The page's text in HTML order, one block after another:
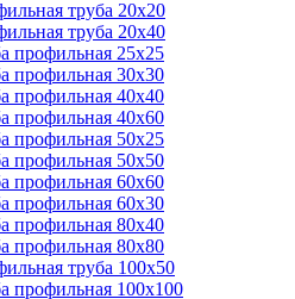
труба 20х20
труба 20х40
профильная 25х25
профильная 30x30
профильная 40х40
профильная 40х60
профильная 50х25
профильная 50х50
профильная 60x60
профильная 60х30
профильная 80х40
профильная 80х80
труба 100х50
профильная 100х100